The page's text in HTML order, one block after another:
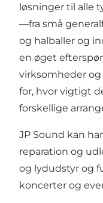
løsninger til alle
—fra små
og halballer og
en øget
virksomheder og
for, hvor vigtigt
forskellige
JP Sound kan
reparation og
og lydudstyr og
koncerter og